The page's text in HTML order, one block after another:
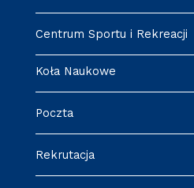
Centrum Sportu i Rekreacji
Koła Naukowe
Poczta
Rekrutacja